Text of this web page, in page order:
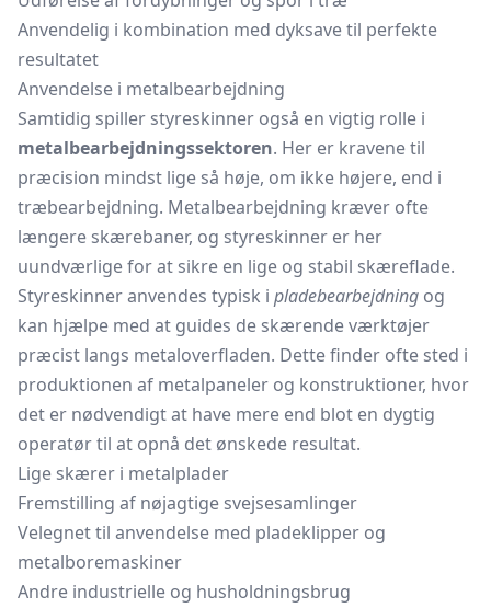
Anvendelig i kombination med dyksave til perfekte
resultatet
Anvendelse i metalbearbejdning
Samtidig spiller styreskinner også en vigtig rolle i
metalbearbejdningssektoren. Her er kravene til
præcision mindst lige så høje, om ikke højere, end i
træbearbejdning. Metalbearbejdning kræver ofte
længere skærebaner, og styreskinner er her
uundværlige for at sikre en lige og stabil skæreflade.
Styreskinner anvendes typisk i pladebearbejdning og
kan hjælpe med at guides de skærende værktøjer
præcist langs metaloverfladen. Dette finder ofte sted i
produktionen af metalpaneler og konstruktioner, hvor
det er nødvendigt at have mere end blot en dygtig
operatør til at opnå det ønskede resultat.
Lige skærer i metalplader
Fremstilling af nøjagtige svejsesamlinger
Velegnet til anvendelse med pladeklipper og
metalboremaskiner
Andre industrielle og husholdningsbrug